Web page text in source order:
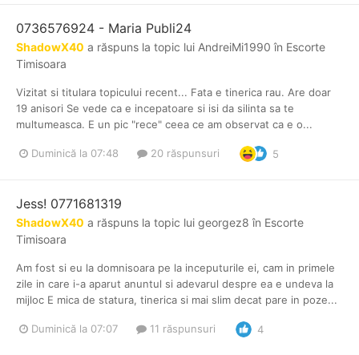
0736576924 - Maria Publi24
ShadowX40 a răspuns la topic lui AndreiMi1990 în Escorte
Timisoara
Vizitat si titulara topicului recent... Fata e tinerica rau. Are doar
19 anisori Se vede ca e incepatoare si isi da silinta sa te
multumeasca. E un pic "rece" ceea ce am observat ca e o...
Duminică la 07:48 20 răspunsuri 5
Jess! 0771681319
ShadowX40 a răspuns la topic lui georgez8 în Escorte
Timisoara
Am fost si eu la domnisoara pe la inceputurile ei, cam in primele
zile in care i-a aparut anuntul si adevarul despre ea e undeva la
mijloc E mica de statura, tinerica si mai slim decat pare in poze...
Duminică la 07:07 11 răspunsuri 4